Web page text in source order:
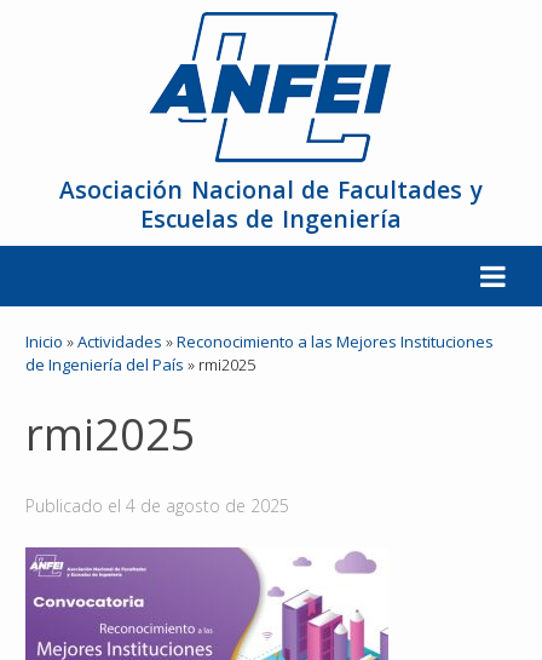
Asociación Nacional de Facultades y
Escuelas de Ingeniería
La ANFEI
Reuniones y Conferencias
Reconocimientos
Publicaciones
Inicio »Actividades »Reconocimiento a las Mejores Instituciones
de Ingeniería del País » rmi2025
rmi2025
Publicado el4 de agosto de 2025